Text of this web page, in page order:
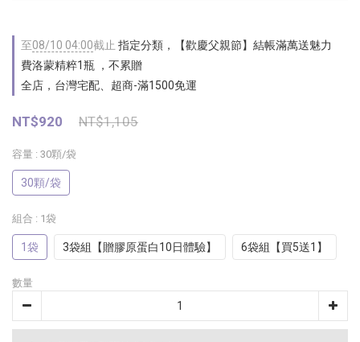
至08/10 04:00截止 指定分類，【歡慶父親節】結帳滿萬送魅力
費洛蒙精粹1瓶 ，不累贈
全店，台灣宅配、超商-滿1500免運
NT$1,105
NT$920
容量 : 30顆/袋
30顆/袋
組合 : 1袋
1袋 3袋組【贈膠原蛋白10日體驗】 6袋組【買5送1】
數量